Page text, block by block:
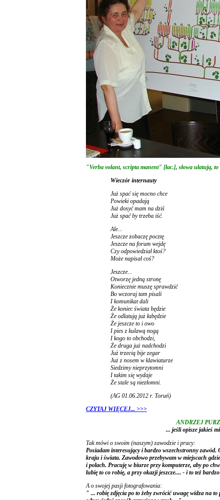
"Verba volant, scripta manent" [łac.], słowa ulatują, to
Wieczór internauty
Już spać się mocno chce
Powieki opadają
Już dosyć mam na dziś
Już spać by trzeba iść.
Ale...
Jeszcze zobaczę pocztę
Jeszcze na forum wejdę
Czy odpowiedział ktoś?
Może napisał coś?
Jeszcze...
Otworzę jedną stronę
Koniecznie muszę sprawdzić
Bo wczoraj tam pisali
I komunikat dali
Że koniec świata będzie
Że odlatują już łabędzie
Że jeszcze to i owo
I pies z kulawą nogą
I kogo to obchodzi,
Że druga już nadchodzi
Już trzecią bije zegar
Już z nosem w klawiaturze
Siedzimy nieprzytomni
I takim się wydaje
Że stale są niezłomni.
(AG 01.06.2012 r. Toruń)
CZYTAJ WIĘCEJ... >>>
ANDRZEJ
... jeśli opisze jakieś
Tak mówi o swoim (naszym) zawodzie i pracy:
Posiadam interesujący i bardzo wszechstronny
kraju i świata. Zawodowo przebywam w miejscach
i polach. Pracuję w biurze przy komputerze, aby po
lubię to co robię, a przy okazji jeszcze.... - i to też
A o swojej pasji fotografowania:
" ... robię zdjęcia po to żeby zwrócić uwagę widza na